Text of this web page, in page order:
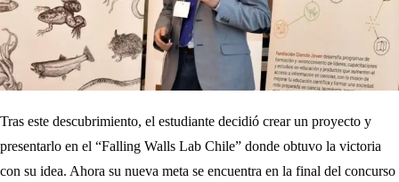
Tras este descubrimiento, el estudiante decidió crear un proyecto y
presentarlo en el “Falling Walls Lab Chile” donde obtuvo la victoria
con su idea. Ahora su nueva meta se encuentra en la final del concurso